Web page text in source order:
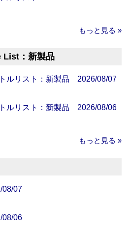
もっと見る »
List：新製品
ルリスト：新製品 2026/08/07
ルリスト：新製品 2026/08/06
もっと見る »
07
06